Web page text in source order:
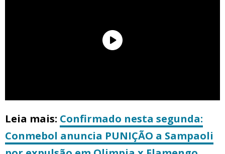
Leia mais: Confirmado nesta segunda:
Conmebol anuncia PUNIÇÃO a Sampaoli